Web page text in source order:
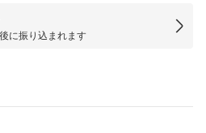
に振り込まれます